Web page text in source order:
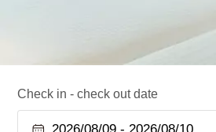
Check in - check out date